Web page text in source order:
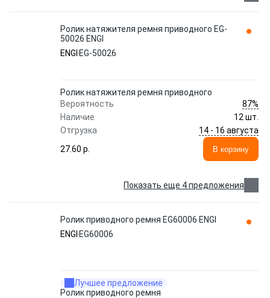
Ролик натяжителя ремня приводного EG-
50026 ENGI
ENGI EG-50026
Ролик натяжителя ремня приводного
Вероятность
87%
Наличие
12 шт.
Отгрузка
14 - 16 августа
27.60 p.
В корзину
Показать еще 4 предложения
Ролик приводного ремня EG60006 ENGI
ENGI EG60006
Лучшее предложение
Ролик приводного ремня